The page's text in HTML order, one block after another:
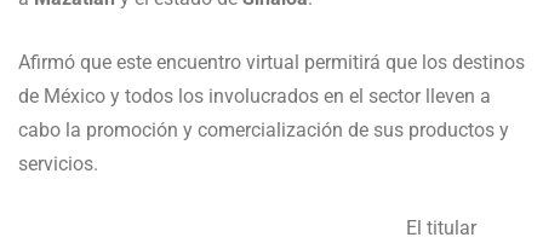
Afirmó que este encuentro virtual permitirá que los destinos
de México y todos los involucrados en el sector lleven a
cabo la promoción y comercialización de sus productos y
servicios.
El titular